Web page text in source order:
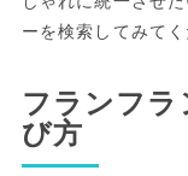
ーを検索してみてく
フランフ
び方